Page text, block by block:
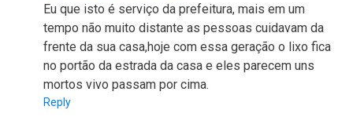
Eu que isto é serviço da prefeitura, mais em um
tempo não muito distante as pessoas cuidavam da
frente da sua casa,hoje com essa geração o lixo fica
no portão da estrada da casa e eles parecem uns
mortos vivo passam por cima.
Reply